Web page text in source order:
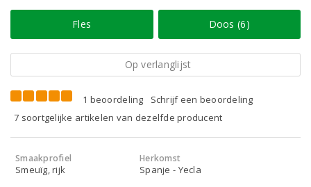
Fles Doos (6)
Op verlanglijst
1 beoordeling
Schrijf een beoordeling
7 soortgelijke artikelen van dezelfde producent
Smaakprofiel
Smeuïg, rijk
Herkomst
Spanje - Yecla